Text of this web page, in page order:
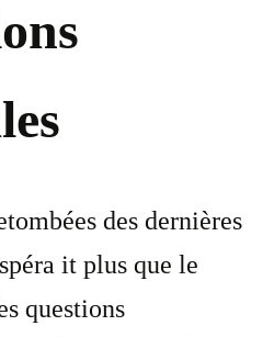
des dernières
it plus que le
questions